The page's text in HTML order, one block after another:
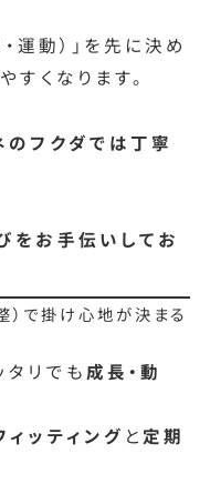
運動）」を先に決め
すくなります。
のフクダでは丁寧
をお手伝いしてお
）で掛け心地が決まる
リでも 成長・動
ッティング と 定期